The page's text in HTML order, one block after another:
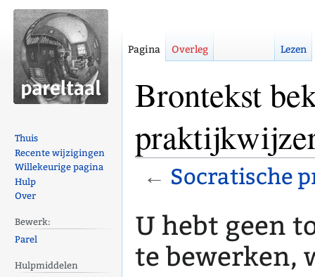
Brontekst
← Socratische
navigatie
springen
zoeken
springen
U hebt geen
te bewerken,
Pagina Overleg Lezen
Thuis
Recente wijzigingen
Willekeurige pagina
Hulp
Over
Bewerk:
Parel
Hulpmiddelen